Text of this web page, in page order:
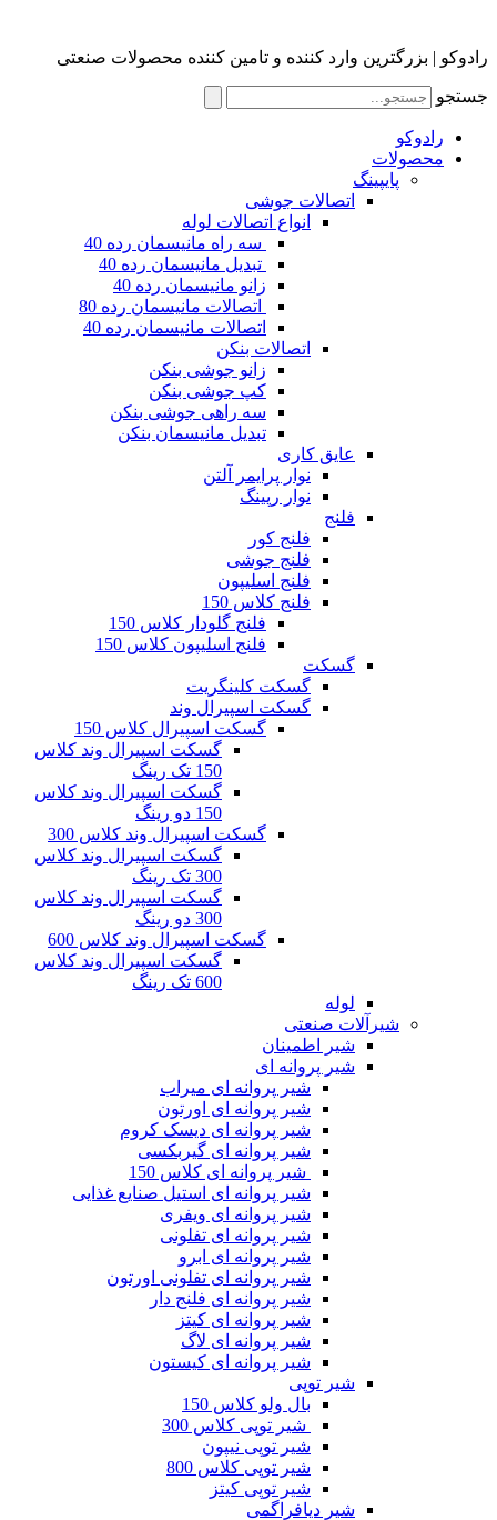
رادوکو | بزرگترین وارد کننده و تامین کننده محصولات صنعتی
جستجو
رادوکو
محصولات
پایپینگ
اتصالات جوشی
انواع اتصالات لوله
سه راه مانیسمان رده 40
تبدیل مانیسمان رده 40
زانو مانیسمان رده 40
اتصالات مانیسمان رده 80
اتصالات مانیسمان رده 40
اتصالات بنکن
زانو جوشی بنکن
کپ جوشی بنکن
سه راهی جوشی بنکن
تبدیل مانیسمان بنکن
عایق کاری
نوار پرایمر آلتن
نوار رپینگ
فلنج
فلنج کور
فلنج جوشی
فلنج اسلیپون
فلنج کلاس 150
فلنج گلودار کلاس 150
فلنج اسلیپون کلاس 150
گسکت
گسکت کلینگریت
گسکت اسپیرال وند
گسکت اسپیرال کلاس 150
گسکت اسپیرال وند کلاس
150 تک رینگ
گسکت اسپیرال وند کلاس
150 دو رینگ
گسکت اسپیرال وند کلاس 300
گسکت اسپیرال وند کلاس
300 تک رینگ
گسکت اسپیرال وند کلاس
300 دو رینگ
گسکت اسپیرال وند کلاس 600
گسکت اسپیرال وند کلاس
600 تک رینگ
لوله
شیرآلات صنعتی
شیر اطمینان
شیر پروانه ای
شیر پروانه ای میراب
شیر پروانه ای اورتون
شیر پروانه ای دیسک کروم
شیر پروانه ای گیربکسی
شیر پروانه ای کلاس 150
شیر پروانه ای استیل صنایع غذایی
شیر پروانه ای ویفری
شیر پروانه ای تفلونی
شیر پروانه ای ابرو
شیر پروانه ای تفلونی اورتون
شیر پروانه ای فلنج دار
شیر پروانه ای کیتز
شیر پروانه ای لاگ
شیر پروانه ای کیستون
شیر توپی
بال ولو کلاس 150
شیر توپی کلاس 300
شیر توپی نیپون
شیر توپی کلاس 800
شیر توپی کیتز
شیر دیافراگمی